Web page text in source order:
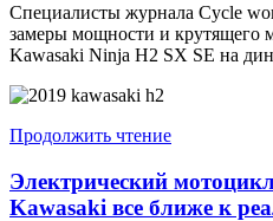
Специалисты журнала Cycle
замеры мощности и крутящего
Kawasaki Ninja H2 SX SE на
Продолжить чтение
Электрический
Kawasaki все ближе к